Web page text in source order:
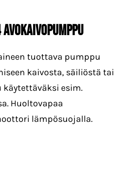
tuottava pumppu
kaivosta, säiliöstä tai
käytettäväksi esim.
Huoltovapaa
lämpösuojalla.